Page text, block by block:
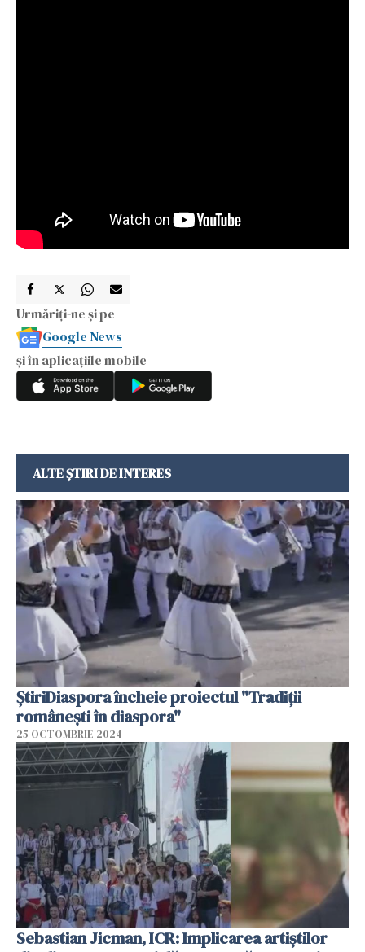
Urmăriți-ne și pe
Google News
și în aplicațiile mobile
ALTE ȘTIRI DE INTERES
ȘtiriDiaspora încheie proiectul "Tradiții
românești în diaspora"
25 OCTOMBRIE 2024
Sebastian Jicman, ICR: Implicarea artiștilor